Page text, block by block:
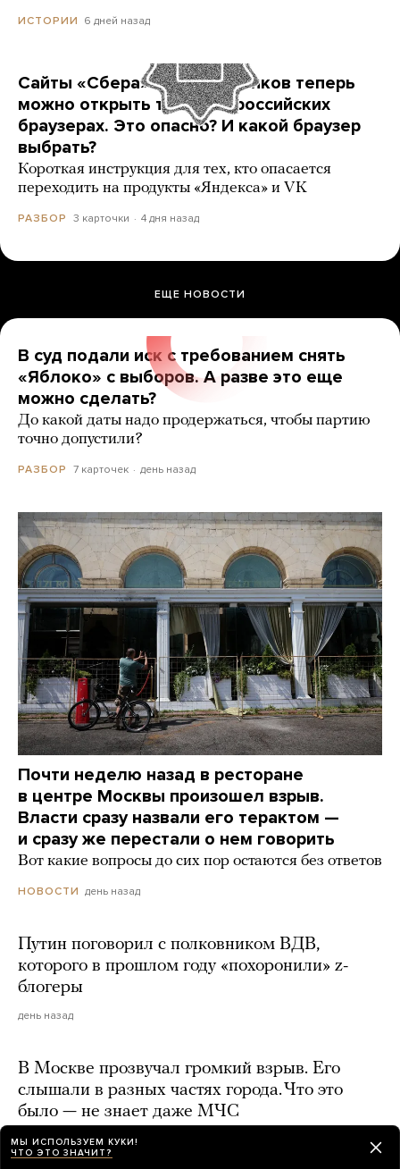
ИСТОРИИ 6 дней назад
Сайты «Сбера» и других банков теперь
можно открыть только в российских
браузерах. Это опасно? И какой браузер
выбрать?
Короткая инструкция для тех, кто опасается
переходить на продукты «Яндекса» и VK
РАЗБОР 3 карточки 4 дня назад
ЕЩЕ НОВОСТИ
В суд подали иск с требованием снять
«Яблоко» с выборов. А разве это еще
можно сделать?
До какой даты надо продержаться, чтобы партию
точно допустили?
РАЗБОР 7 карточек день назад
Почти неделю назад в ресторане
в центре Москвы произошел взрыв.
Власти сразу назвали его терактом —
и сразу же перестали о нем говорить
Вот какие вопросы до сих пор остаются без ответов
НОВОСТИ день назад
Путин поговорил с полковником ВДВ,
которого в прошлом году «похоронили» z-
блогеры
день назад
В Москве прозвучал громкий взрыв. Его
слышали в разных частях города. Что это
было — не знает даже МЧС
день назад
МЫ ИСПОЛЬЗУЕМ КУКИ!
ЧТО ЭТО ЗНАЧИТ?